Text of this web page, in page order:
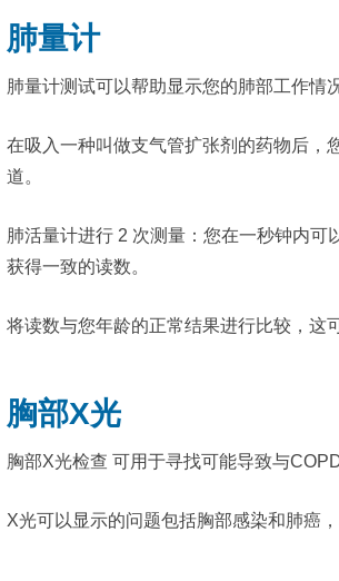
肺量计
肺量计测试可以帮助显示您的肺部工作情况
在吸入一种叫做支气管扩张剂的药物后，
道。
肺活量计进行 2 次测量：您在一秒钟内
获得一致的读数。
将读数与您年龄的正常结果进行比较，这
胸部X光
胸部X光检查 可用于寻找可能导致与
X光可以显示的问题包括胸部感染和肺癌